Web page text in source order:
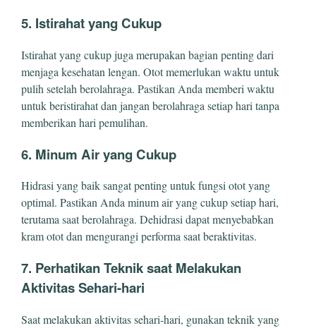
5. Istirahat yang Cukup
Istirahat yang cukup juga merupakan bagian penting dari
menjaga kesehatan lengan. Otot memerlukan waktu untuk
pulih setelah berolahraga. Pastikan Anda memberi waktu
untuk beristirahat dan jangan berolahraga setiap hari tanpa
memberikan hari pemulihan.
6. Minum Air yang Cukup
Hidrasi yang baik sangat penting untuk fungsi otot yang
optimal. Pastikan Anda minum air yang cukup setiap hari,
terutama saat berolahraga. Dehidrasi dapat menyebabkan
kram otot dan mengurangi performa saat beraktivitas.
7. Perhatikan Teknik saat Melakukan
Aktivitas Sehari-hari
Saat melakukan aktivitas sehari-hari, gunakan teknik yang